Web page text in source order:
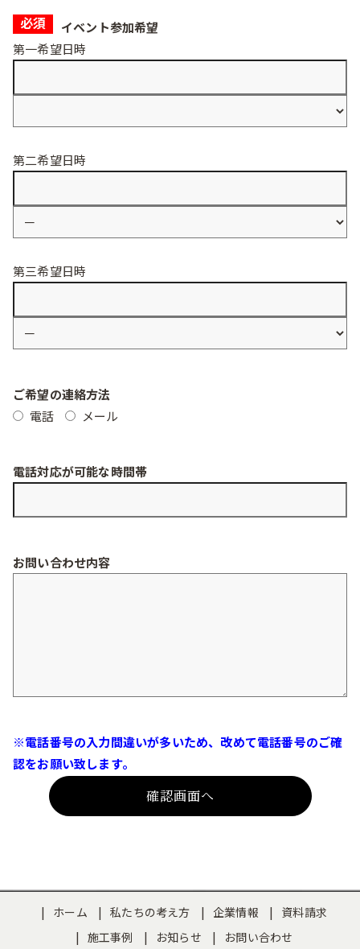
必須
イベント参加希望
第一希望日時
第二希望日時
第三希望日時
ご希望の連絡方法
電話
メール
電話対応が可能な時間帯
お問い合わせ内容
※電話番号の入力間違いが多いため、改めて電話番号のご確
認をお願い致します。
ホーム 私たちの考え方 企業情報
資料請求
施工事例
お知らせ お問い合わせ